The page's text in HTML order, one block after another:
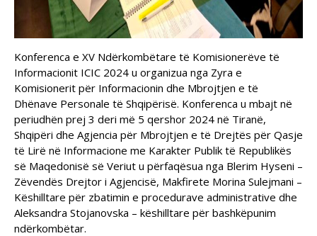
Konferenca e XV Ndërkombëtare të Komisionerëve të
Informacionit ICIC 2024 u organizua nga Zyra e
Komisionerit për Informacionin dhe Mbrojtjen e të
Dhënave Personale të Shqipërisë. Konferenca u mbajt në
periudhën prej 3 deri më 5 qershor 2024 në Tiranë,
Shqipëri dhe Agjencia për Mbrojtjen e të Drejtës për Qasje
të Lirë në Informacione me Karakter Publik të Republikës
së Maqedonisë së Veriut u përfaqësua nga Blerim Hyseni –
Zëvendës Drejtor i Agjencisë, Makfirete Morina Sulejmani –
Këshilltare për zbatimin e procedurave administrative dhe
Aleksandra Stojanovska – këshilltare për bashkëpunim
ndërkombëtar.